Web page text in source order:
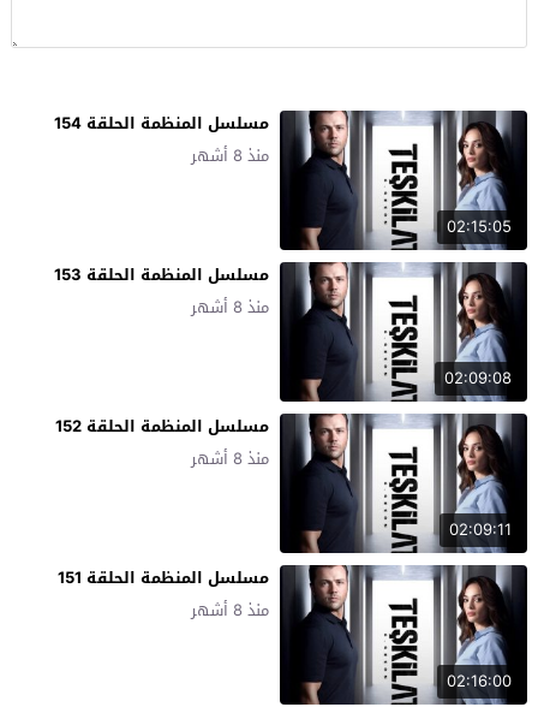
02:15:05
مسلسل المنظمة الحلقة 154
منذ 8 أشهر
02:09:08
مسلسل المنظمة الحلقة 153
منذ 8 أشهر
02:09:11
مسلسل المنظمة الحلقة 152
منذ 8 أشهر
02:16:00
مسلسل المنظمة الحلقة 151
منذ 8 أشهر